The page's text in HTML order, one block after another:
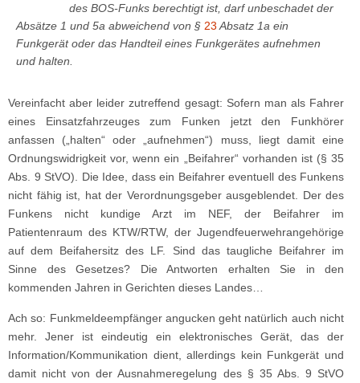
des BOS-Funks berechtigt ist, darf unbeschadet der
Absätze 1 und 5a abweichend von § 23 Absatz 1a ein
Funkgerät oder das Handteil eines Funkgerätes aufnehmen
und halten.
Vereinfacht aber leider zutreffend gesagt: Sofern man als Fahrer
eines Einsatzfahrzeuges zum Funken jetzt den Funkhörer
anfassen („halten“ oder „aufnehmen“) muss, liegt damit eine
Ordnungswidrigkeit vor, wenn ein „Beifahrer“ vorhanden ist (§ 35
Abs. 9 StVO). Die Idee, dass ein Beifahrer eventuell des Funkens
nicht fähig ist, hat der Verordnungsgeber ausgeblendet. Der des
Funkens nicht kundige Arzt im NEF, der Beifahrer im
Patientenraum des KTW/RTW, der Jugendfeuerwehrangehörige
auf dem Beifahersitz des LF. Sind das taugliche Beifahrer im
Sinne des Gesetzes? Die Antworten erhalten Sie in den
kommenden Jahren in Gerichten dieses Landes…
Ach so: Funkmeldeempfänger angucken geht natürlich auch nicht
mehr. Jener ist eindeutig ein elektronisches Gerät, das der
Information/Kommunikation dient, allerdings kein Funkgerät und
damit nicht von der Ausnahmeregelung des § 35 Abs. 9 StVO